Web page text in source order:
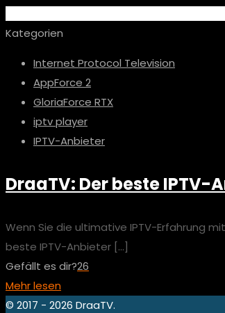
Kategorien
Internet Protocol Television
AppForce 2
GloriaForce RTX
iptv player
IPTV-Anbieter
DraaTV: Der beste IPTV-
Wenn Sie die ultimative IPTV-Erfahrung
beste IPTV-Anbieter […]
Gefällt es dir?26
Mehr lesen
© 2017 - 2026 DraaTV.